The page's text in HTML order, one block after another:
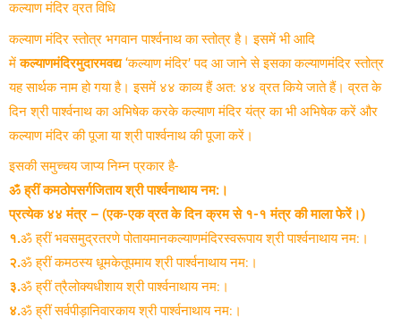
कल्याण मंदिर व्रत विधि
कल्याण मंदिर स्तोत्र भगवान पार्श्वनाथ का स्तोत्र है। इसमें भी आदि
मेंकल्याणमंदिरमुदारमवद्य‘कल्याण मंदिर’ पद आ जाने से इसका कल्याणमंदिर स्तोत्र
यह सार्थक नाम हो गया है। इसमें ४४ काव्य हैं अत: ४४ व्रत किये जाते हैं। व्रत के
दिन श्री पार्श्वनाथ का अभिषेक करके कल्याण मंदिर यंत्र का भी अभिषेक करें और
कल्याण मंदिर की पूजा या श्री पार्श्वनाथ की पूजा करें।
इसकी समुच्चय जाप्य निम्न प्रकार है-
ॐ ह्रीं कमठोपसर्गजिताय श्री पार्श्वनाथाय नम:।
प्रत्येक ४४ मंत्र – (एक-एक व्रत के दिन क्रम से १-१ मंत्र की माला फेरें।)
१.ॐ ह्रीं भवसमुद्रतरणे पोतायमानकल्याणमंदिरस्वरूपाय श्री पार्श्वनाथाय नम:।
२.ॐ ह्रीं कमठस्य धूमकेतूपमाय श्री पार्श्वनाथाय नम:।
३.ॐ ह्रीं त्रैलोक्यधीशाय श्री पार्श्वनाथाय नम:।
४.ॐ ह्रीं सर्वपीड़ानिवारकाय श्री पार्श्वनाथाय नम:।